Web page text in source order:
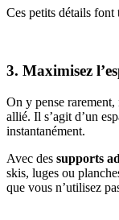
Ces petits détails
3. Maximisez
On y pense
allié. Il s’agit d’un
instantanément.
Avec des supports
skis, luges ou
que vous n’utilisez